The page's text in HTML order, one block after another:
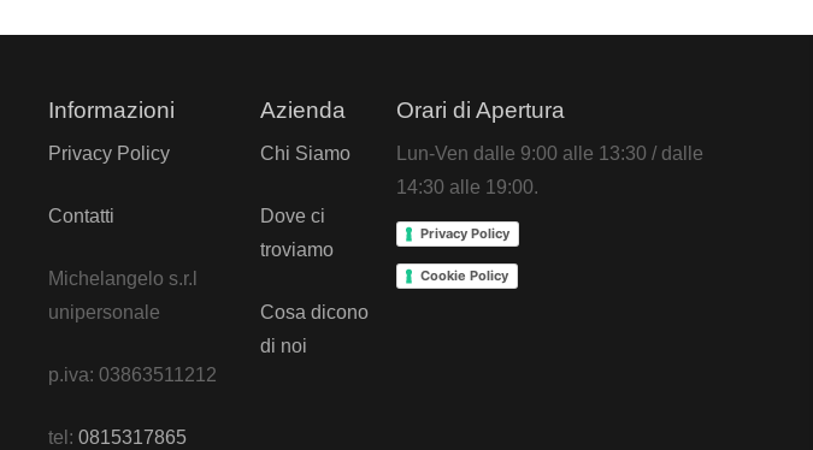
Informazioni
Privacy Policy
Contatti
Michelangelo s.r.l
unipersonale
p.iva: 03863511212
tel: 0815317865
Azienda
Chi Siamo
Dove ci
troviamo
Cosa dicono
di noi
Orari di Apertura
Lun-Ven dalle 9:00 alle 13:30 / dalle
14:30 alle 19:00.
Privacy Policy
Cookie Policy